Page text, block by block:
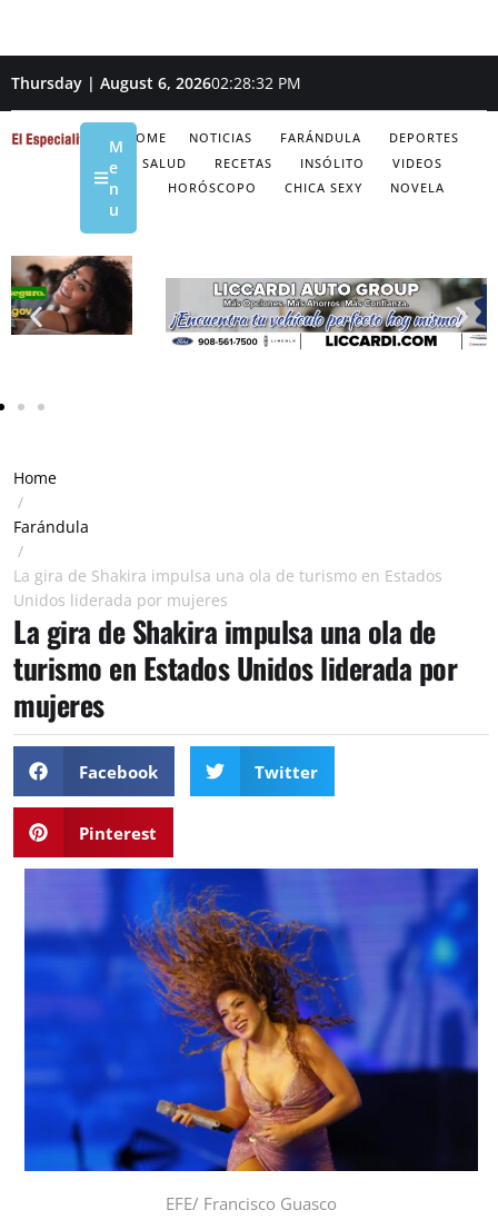
Thursday | August 6, 202602:28:33 PM
HOME NOTICIAS FARÁNDULA
DEPORTES
SALUD
RECETAS INSÓLITO
VIDEOS
HORÓSCOPO
CHICA SEXY NOVELA
M
e
n
u
Home
/
Farándula
/
La gira de Shakira impulsa una ola de turismo en Estados
Unidos liderada por mujeres
La gira de Shakira impulsa una ola de
turismo en Estados Unidos liderada por
mujeres
Facebook Twitter
Pinterest
EFE/ Francisco Guasco